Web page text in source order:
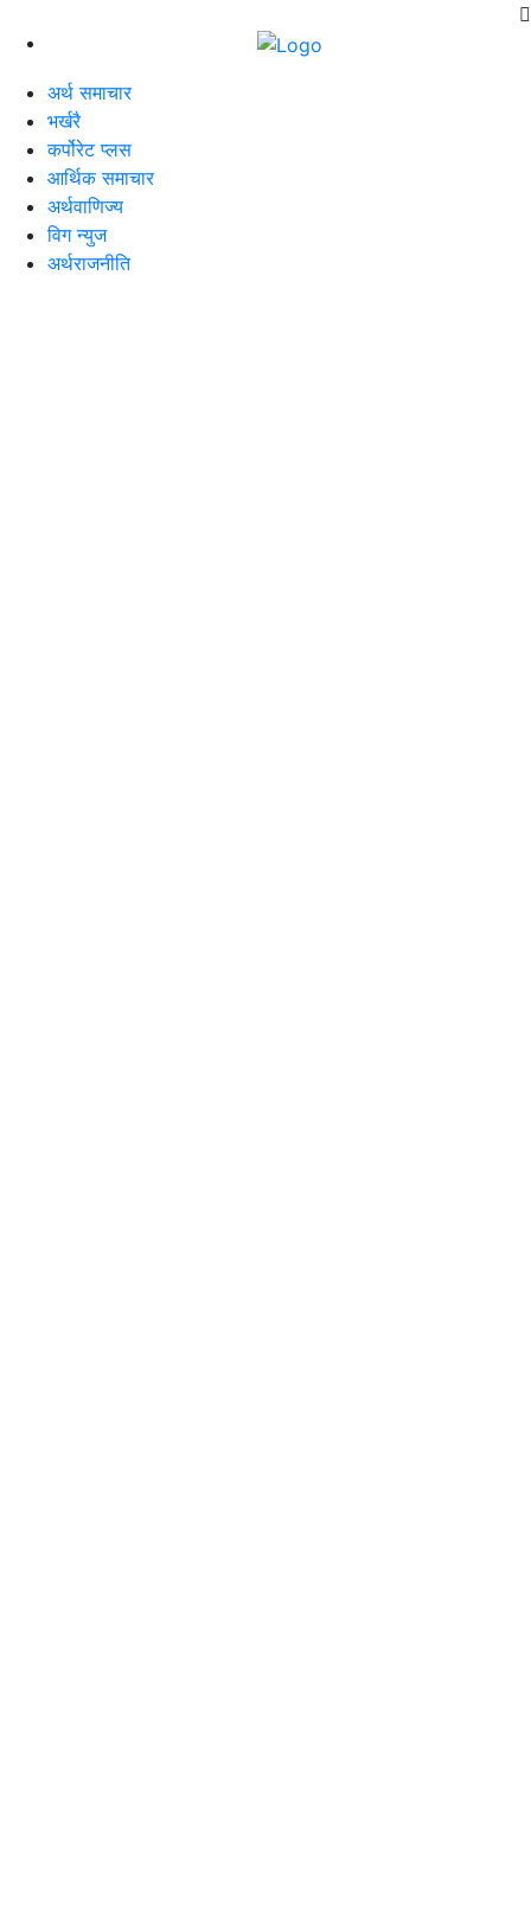
अर्थ समाचार
भर्खरै
कर्पोरेट प्लस
आर्थिक समाचार
अर्थवाणिज्य
विग न्युज
अर्थराजनीति